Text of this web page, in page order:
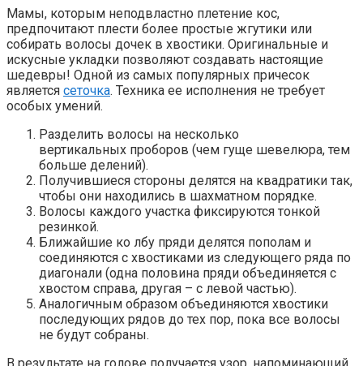
Мамы, которым неподвластно плетение кос,
предпочитают плести более простые жгутики или
собирать волосы дочек в хвостики. Оригинальные и
искусные укладки позволяют создавать настоящие
шедевры! Одной из самых популярных причесок
является сеточка. Техника ее исполнения не требует
особых умений.
Разделить волосы на несколько
вертикальных проборов (чем гуще шевелюра, тем
больше делений).
Получившиеся стороны делятся на квадратики так,
чтобы они находились в шахматном порядке.
Волосы каждого участка фиксируются тонкой
резинкой.
Ближайшие ко лбу пряди делятся пополам и
соединяются с хвостиками из следующего ряда по
диагонали (одна половина пряди объединяется с
хвостом справа, другая – с левой частью).
Аналогичным образом объединяются хвостики
последующих рядов до тех пор, пока все волосы
не будут собраны.
В результате на голове получается узор, напоминающий